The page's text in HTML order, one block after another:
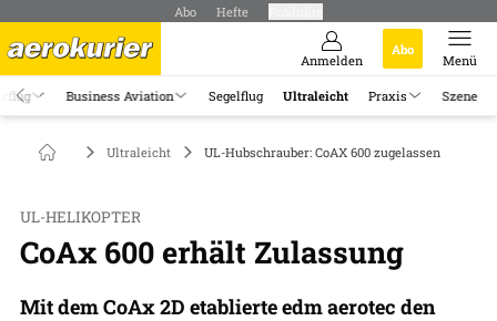
Abo Hefte
Anmelden
Abo
Menü
Business Aviation Segelflug Ultraleicht Praxis Szene
Ultraleicht UL-Hubschrauber: CoAX 600 zugelassen
UL-HELIKOPTER
CoAx 600 erhält Zulassung
Mit dem CoAx 2D etablierte edm aerotec den